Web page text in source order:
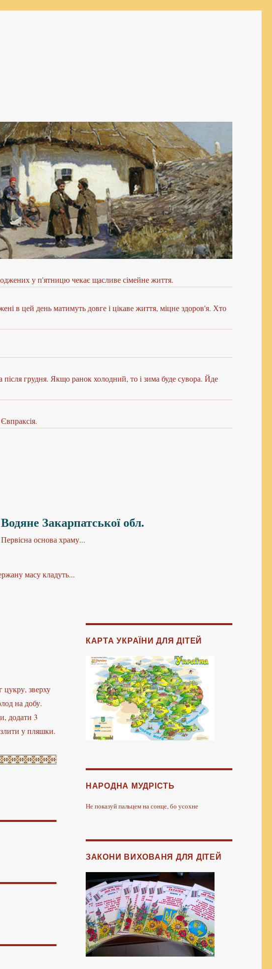
у п'ятницю чекає щасливе сімейне життя.
в цей день матимуть довге і цікаве життя, міцне здоров'я. Хто
грудня. Якщо ранок холодний, то і зима буде сувора. Йде
Закарпатської обл.
основа храму...
масу кладуть...
цукру, зверху
на добу.
додати 3
у пляшки.
КАРТА УКРАЇНИ ДЛЯ ДІТЕЙ
НАРОДНА МУДРІСТЬ
Не показуй пальцем на сонце, бо усохне
ЗАКОНИ ВИХОВАНЯ ДЛЯ ДІТЕЙ